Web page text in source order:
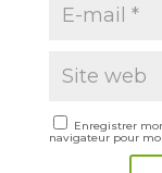
Enregistrer
navigateur pour